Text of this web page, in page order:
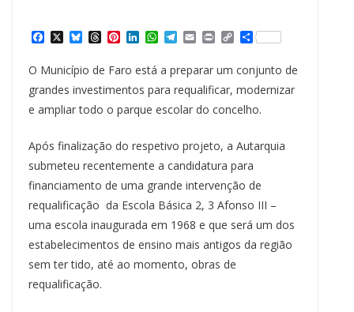
c
e
b
o
X B
e
s
y
T
e
a
s
P
t
e
e
t
L
k
e
I
W
t
s
p
T
e
g
a
E
i
l
P
n
t
C
y
L
n
S
a
r
e
O Município de Faro está a preparar um conjunto de
grandes investimentos para requalificar, modernizar
e ampliar todo o parque escolar do concelho.
Após finalização do respetivo projeto, a Autarquia
submeteu recentemente a candidatura para
financiamento de uma grande intervenção de
requalificação da Escola Básica 2, 3 Afonso III –
uma escola inaugurada em 1968 e que será um dos
estabelecimentos de ensino mais antigos da região
sem ter tido, até ao momento, obras de
requalificação.